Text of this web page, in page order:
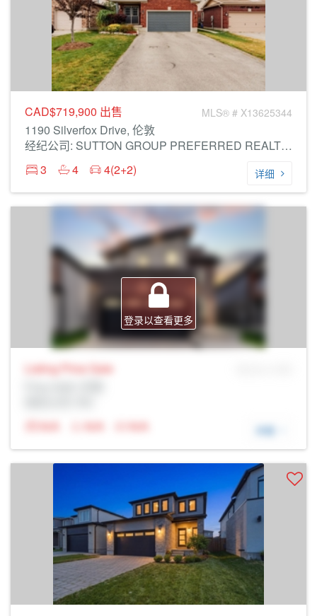
CAD$719,900 出售 MLS® # X13625344
1190 Silverfox Drive, 伦敦
经纪公司: SUTTON GROUP PREFERRED REALTY INC.
3
4 4(2+2) 详细
登录以查看更多
Listing Price Sale
N/A
N/A N/A 详细